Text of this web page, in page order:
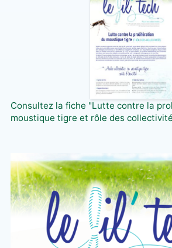
Consultez la fiche "Lutte contre la
moustique tigre et rôle des